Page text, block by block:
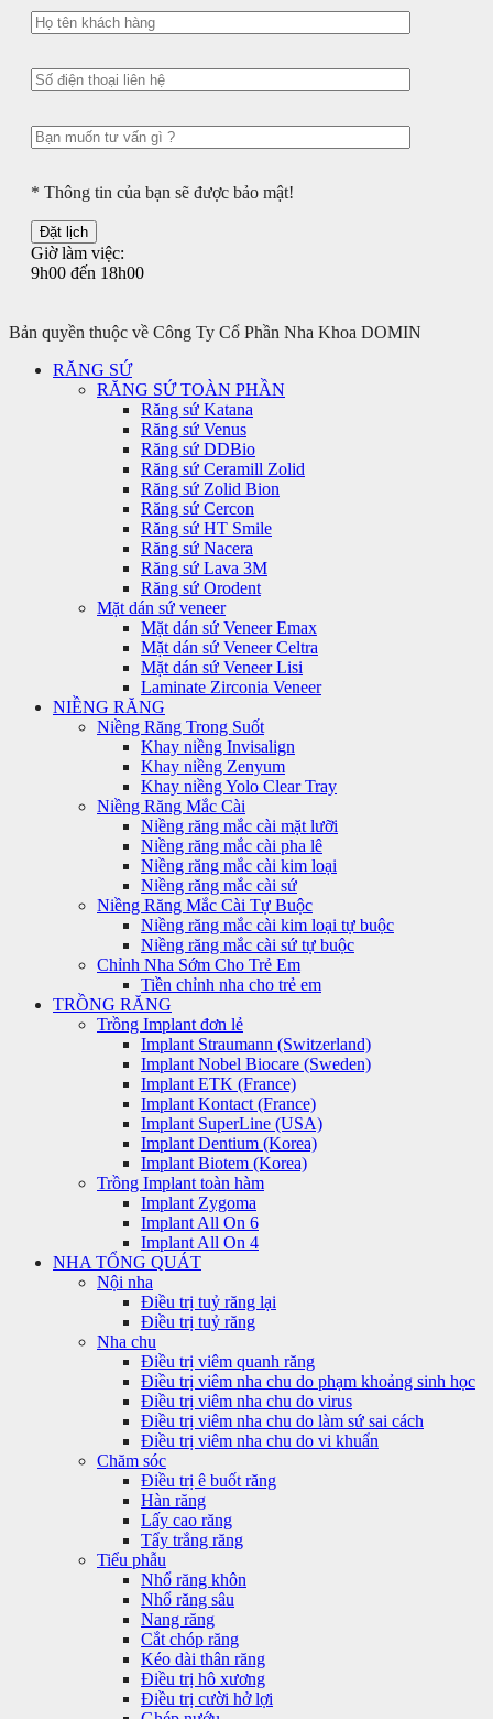
* Thông tin của bạn sẽ được bảo mật!
Giờ làm việc:
9h00 đến 18h00
Bản quyền thuộc về Công Ty Cổ Phần Nha Khoa DOMIN
RĂNG SỨ
RĂNG SỨ TOÀN PHẦN
Răng sứ Katana
Răng sứ Venus
Răng sứ DDBio
Răng sứ Ceramill Zolid
Răng sứ Zolid Bion
Răng sứ Cercon
Răng sứ HT Smile
Răng sứ Nacera
Răng sứ Lava 3M
Răng sứ Orodent
Mặt dán sứ veneer
Mặt dán sứ Veneer Emax
Mặt dán sứ Veneer Celtra
Mặt dán sứ Veneer Lisi
Laminate Zirconia Veneer
NIỀNG RĂNG
Niềng Răng Trong Suốt
Khay niềng Invisalign
Khay niềng Zenyum
Khay niềng Yolo Clear Tray
Niềng Răng Mắc Cài
Niềng răng mắc cài mặt lưỡi
Niềng răng mắc cài pha lê
Niềng răng mắc cài kim loại
Niềng răng mắc cài sứ
Niềng Răng Mắc Cài Tự Buộc
Niềng răng mắc cài kim loại tự buộc
Niềng răng mắc cài sứ tự buộc
Chỉnh Nha Sớm Cho Trẻ Em
Tiền chỉnh nha cho trẻ em
TRỒNG RĂNG
Trồng Implant đơn lẻ
Implant Straumann (Switzerland)
Implant Nobel Biocare (Sweden)
Implant ETK (France)
Implant Kontact (France)
Implant SuperLine (USA)
Implant Dentium (Korea)
Implant Biotem (Korea)
Trồng Implant toàn hàm
Implant Zygoma
Implant All On 6
Implant All On 4
NHA TỔNG QUÁT
Nội nha
Điều trị tuỷ răng lại
Điều trị tuỷ răng
Nha chu
Điều trị viêm quanh răng
Điều trị viêm nha chu do phạm khoảng sinh học
Điều trị viêm nha chu do virus
Điều trị viêm nha chu do làm sứ sai cách
Điều trị viêm nha chu do vi khuẩn
Chăm sóc
Điều trị ê buốt răng
Hàn răng
Lấy cao răng
Tẩy trắng răng
Tiểu phẫu
Nhổ răng khôn
Nhổ răng sâu
Nang răng
Cắt chóp răng
Kéo dài thân răng
Điều trị hô xương
Điều trị cười hở lợi